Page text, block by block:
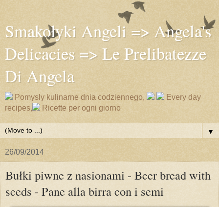
Smakołyki Angeli => Angela's
Delicacies => Le Prelibatezze
Di Angela
Pomysly kulinarne dnia codziennego,
Every day
recipes,
Ricette per ogni giorno
▼
26/09/2014
Bułki piwne z nasionami - Beer bread with
seeds - Pane alla birra con i semi